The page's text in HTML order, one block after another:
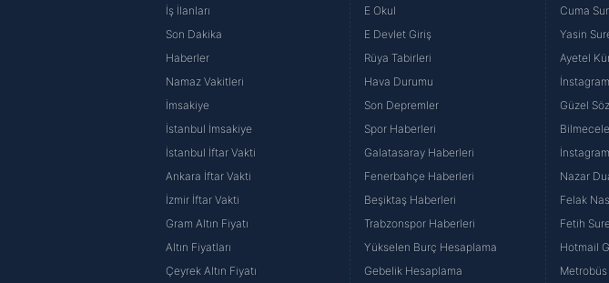
Çerezlere ilişkin tercihlerinizi aşağıda yer alan panel
butonuna tıklayabilir,
Çerez Bilgilendirme Metnimizi ziyaret
6698 sayılı Kişisel Verilerin Korunması Kanunu uyarınca
mevzuata uygun olarak kullanılan çerezlerle ilgili bilgi almak
İş İlanları
Son Dakika
Haberler
Namaz Vakitleri
İmsakiye
İstanbul İmsakiye
İstanbul İftar Vakti
Ankara İftar Vakti
İzmir İftar Vakti
Gram Altın Fiyatı
Altın Fiyatları
Çeyrek Altın Fiyatı
E Okul
E Devlet Giriş
Rüya Tabirleri
Hava Durumu
Son Depremler
Spor Haberleri
Galatasaray Haberleri
Fenerbahçe Haberleri
Beşiktaş Haberleri
Trabzonspor Haberleri
Yükselen Burç Hesaplama
Gebelik Hesaplama
Cuma
Yasin
Ayetel
Güzel
Nazar
Felak
Fetih
Hotmail
Metrobüs